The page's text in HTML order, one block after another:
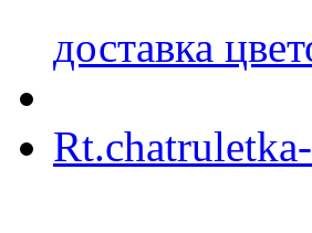
доставка